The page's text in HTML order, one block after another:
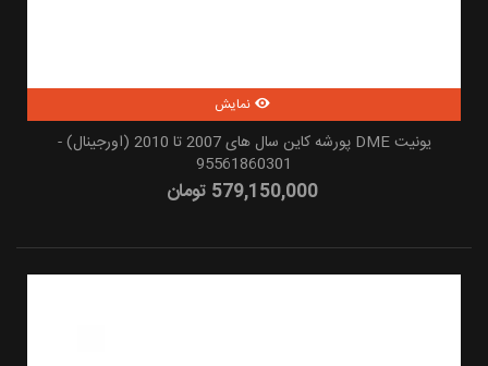
نمایش
یونیت DME پورشه کاین سال های 2007 تا 2010 (اورجینال) -
95561860301
579,150,000 تومان